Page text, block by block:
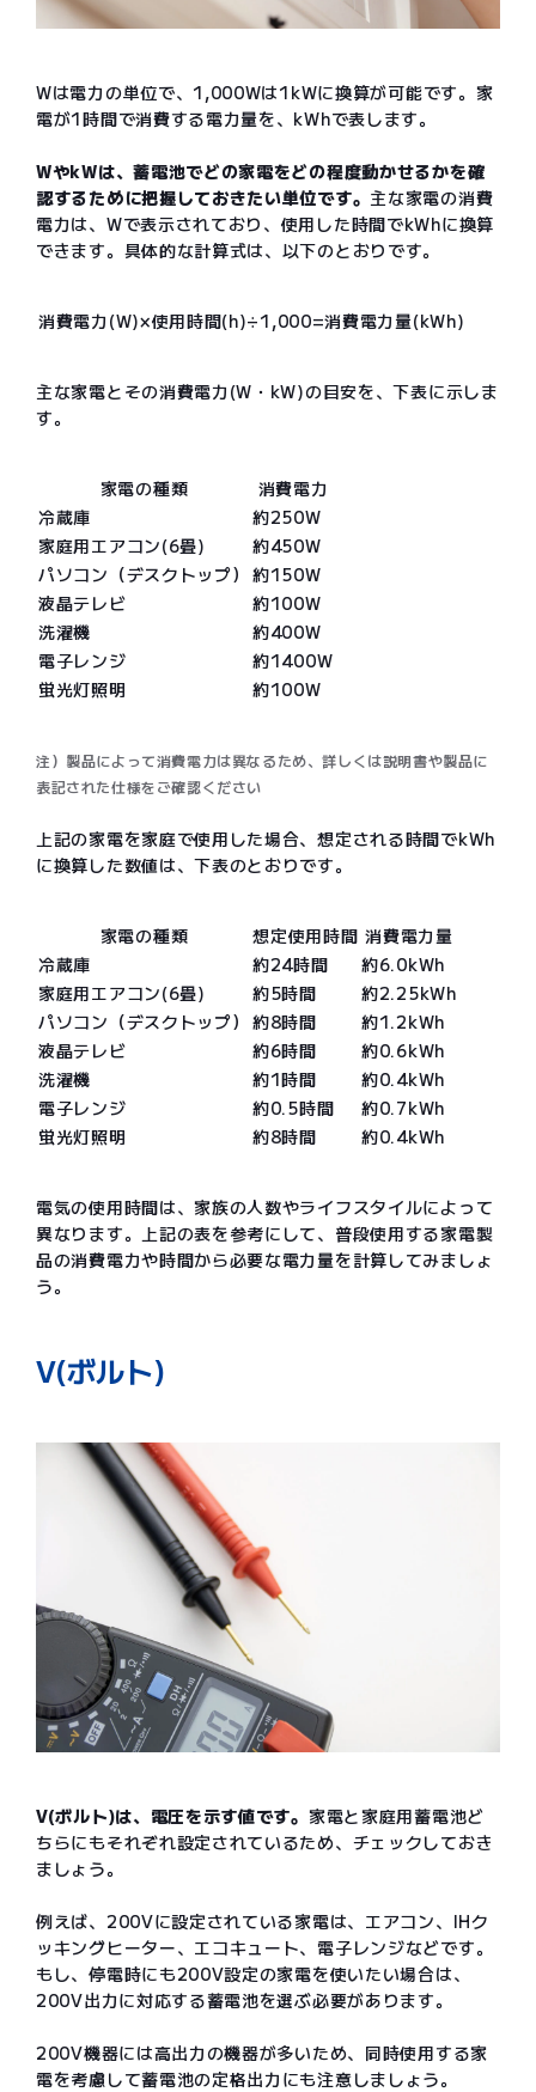
Wは電力の単位で、1,000Wは1kWに換算が可能です。家
電が1時間で消費する電力量を、kWhで表します。
WやkWは、蓄電池でどの家電をどの程度動かせるかを確
認するために把握しておきたい単位です。 主な家電の消費
電力は、Wで表示されており、使用した時間でkWhに換算
できます。具体的な計算式は、以下のとおりです。
消費電力(W)×使用時間(h)÷1,000=消費電力量(kWh)
主な家電とその消費電力(W・kW)の目安を、下表に示しま
す。
家電の種類
消費電力
冷蔵庫
約250W
家庭用エアコン(6畳)
約450W
パソコン（デスクトップ） 約150W
液晶テレビ
約100W
洗濯機
約400W
電子レンジ
約1400W
蛍光灯照明
約100W
注）製品によって消費電力は異なるため、詳しくは説明書や製品に
表記された仕様をご確認ください
上記の家電を家庭で使用した場合、想定される時間でkWh
に換算した数値は、下表のとおりです。
家電の種類 想定使用時間 消費電力量
冷蔵庫
約24時間
約6.0kWh
家庭用エアコン(6畳)
約5時間
約2.25kWh
パソコン（デスクトップ） 約8時間
約1.2kWh
液晶テレビ
約6時間
約0.6kWh
洗濯機
約1時間
約0.4kWh
電子レンジ
約0.5時間
約0.7kWh
蛍光灯照明
約8時間 約0.4kWh
電気の使用時間は、家族の人数やライフスタイルによって
異なります。上記の表を参考にして、普段使用する家電製
品の消費電力や時間から必要な電力量を計算してみましょ
う。
V(ボルト)
V(ボルト)は、電圧を示す値です。 家電と家庭用蓄電池ど
ちらにもそれぞれ設定されているため、チェックしておき
ましょう。
例えば、200Vに設定されている家電は、エアコン、IHク
ッキングヒーター、エコキュート、電子レンジなどです。
もし、停電時にも200V設定の家電を使いたい場合は、
200V出力に対応する蓄電池を選ぶ必要があります。
200V機器には高出力の機器が多いため、同時使用する家
電を考慮して蓄電池の定格出力にも注意しましょう。